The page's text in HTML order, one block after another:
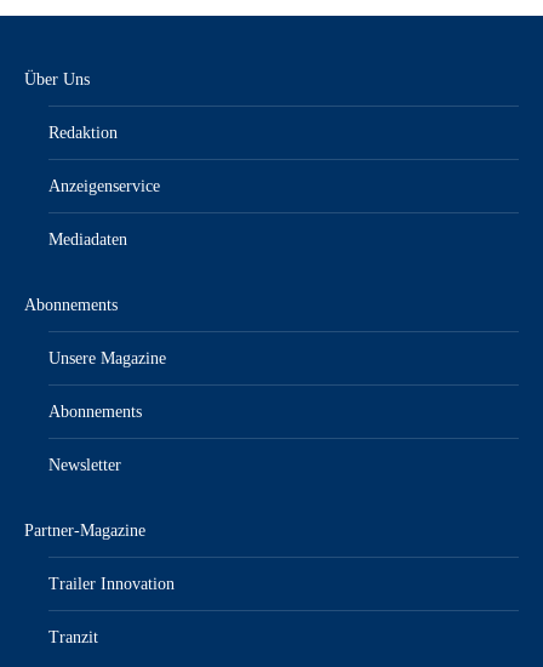
Über Uns
Redaktion
Anzeigenservice
Mediadaten
Abonnements
Unsere Magazine
Abonnements
Newsletter
Partner-Magazine
Trailer Innovation
Tranzit